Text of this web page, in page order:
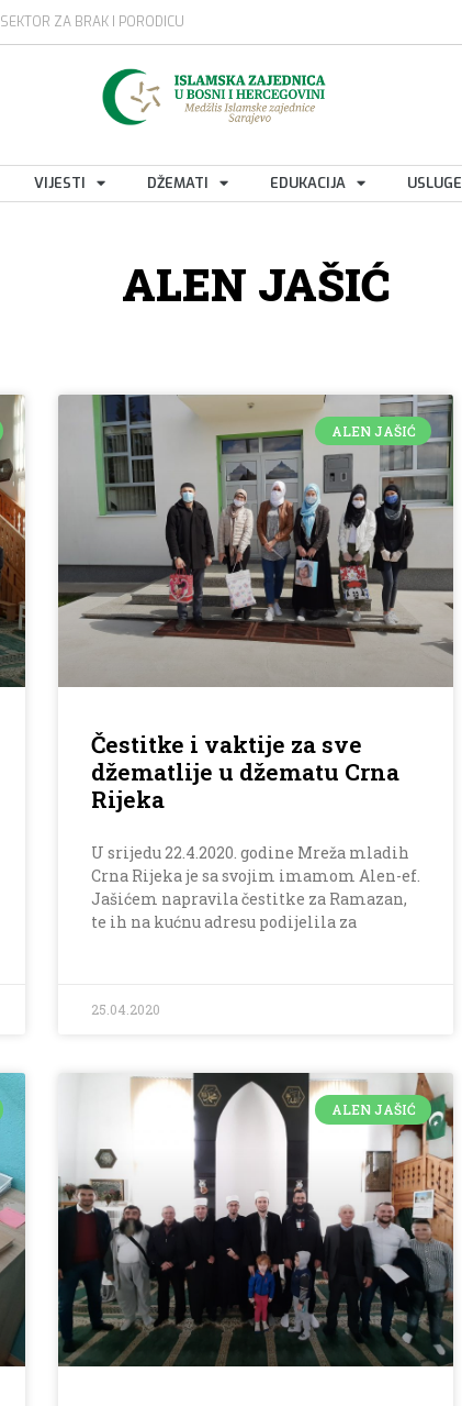
SEKTOR ZA BRAK I PORODICU
VIJESTI DŽEMATI EDUKACIJA USLUGE
ALEN JAŠIĆ
ALEN JAŠIĆ
Čestitke i vaktije za sve
džematlije u džematu Crna
Rijeka
U srijedu 22.4.2020. godine Mreža mladih
Crna Rijeka je sa svojim imamom Alen-ef.
Jašićem napravila čestitke za Ramazan,
te ih na kućnu adresu podijelila za
25.04.2020
ALEN JAŠIĆ